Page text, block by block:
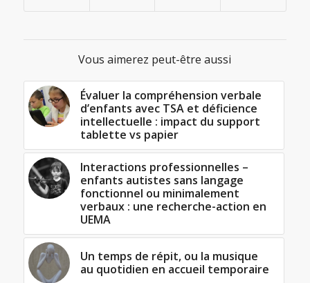
Vous aimerez peut-être aussi
Évaluer la compréhension verbale
d’enfants avec TSA et déficience
intellectuelle : impact du support
tablette vs papier
Interactions professionnelles –
enfants autistes sans langage
fonctionnel ou minimalement
verbaux : une recherche-action en
UEMA
Un temps de répit, ou la musique
au quotidien en accueil temporaire